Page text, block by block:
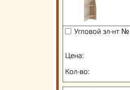
Угловой эл-нт
Цена:
Кол-во: